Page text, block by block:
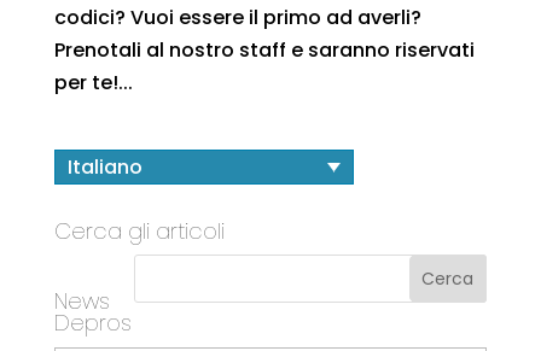
codici? Vuoi essere il primo ad averli?
Prenotali al nostro staff e saranno riservati
per te!...
Italiano
Cerca gli articoli
News
Depros